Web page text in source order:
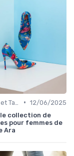
• 12/06/2025
collection de
pour femmes de
Ara